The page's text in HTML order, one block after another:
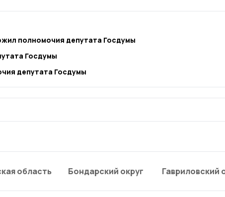
полномочия депутата Госдумы
Госдумы
депутата Госдумы
область Бондарский округ Гавриловский